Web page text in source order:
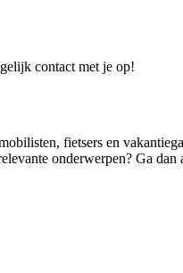
contact met je op!
fietsers en
onderwerpen? Ga dan